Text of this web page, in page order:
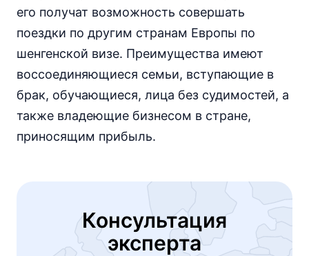
его получат возможность совершать
поездки по другим странам Европы по
шенгенской визе. Преимущества имеют
воссоединяющиеся семьи, вступающие в
брак, обучающиеся, лица без судимостей, а
также владеющие бизнесом в стране,
приносящим прибыль.
Консультация
эксперта